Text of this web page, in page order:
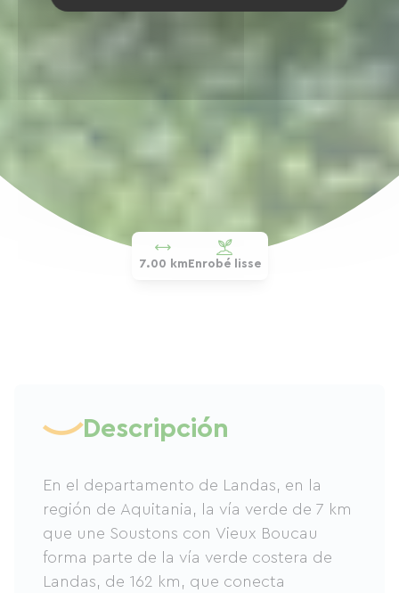
7.00 kmEnrobé lisse
Descripción
En el departamento de Landas, en la
región de Aquitania, la vía verde de 7 km
que une Soustons con Vieux Boucau
forma parte de la vía verde costera de
Landas, de 162 km, que conecta